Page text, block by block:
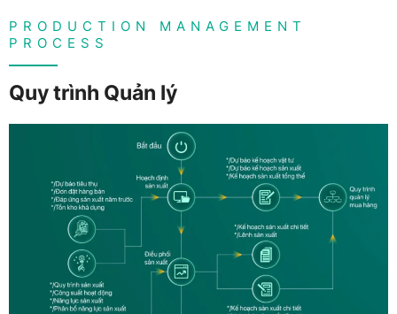
PRODUCTION MANAGEMENT
PROCESS
Quy trình Quản lý